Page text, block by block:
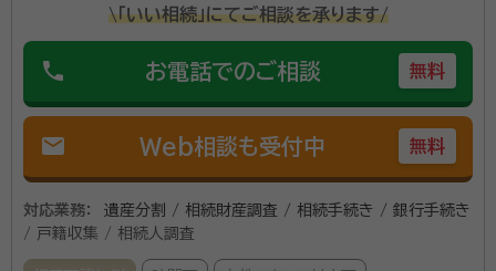
\「いい相続」にてご相談を承ります/
phone お電話でのご相談 無料
mail Web相談も受付中 無料
対応業務：
遺産分割 / 相続財産調査 / 相続手続き / 銀行手続き
/ 戸籍収集 / 相続人調査